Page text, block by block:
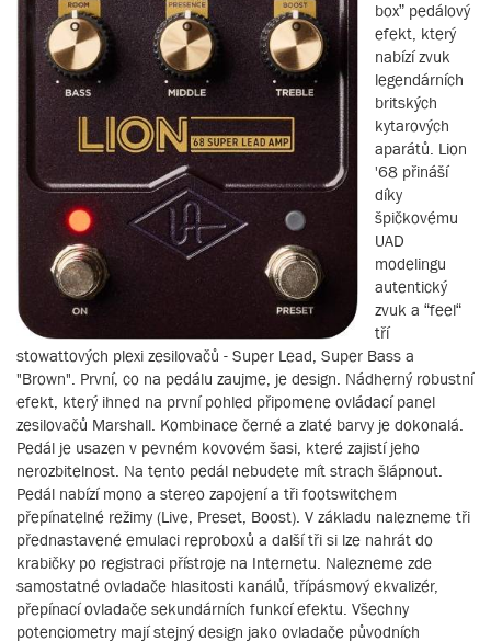
box” pedálový
efekt, který
nabízí zvuk
legendárních
britských
kytarových
aparátů. Lion
'68 přináší
díky
špičkovému
UAD
modelingu
autentický
zvuk a “feel“
tří
stowattových plexi zesilovačů - Super Lead, Super Bass a
"Brown". První, co na pedálu zaujme, je design. Nádherný robustní
efekt, který ihned na první pohled připomene ovládací panel
zesilovačů Marshall. Kombinace černé a zlaté barvy je dokonalá.
Pedál je usazen v pevném kovovém šasi, které zajistí jeho
nerozbitelnost. Na tento pedál nebudete mít strach šlápnout.
Pedál nabízí mono a stereo zapojení a tři footswitchem
přepínatelné režimy (Live, Preset, Boost). V základu nalezneme tři
přednastavené emulaci reproboxů a další tři si lze nahrát do
krabičky po registraci přístroje na Internetu. Nalezneme zde
samostatné ovladače hlasitosti kanálů, třípásmový ekvalizér,
přepínací ovladače sekundárních funkcí efektu. Všechny
potenciometry mají stejný design jako ovladače původních